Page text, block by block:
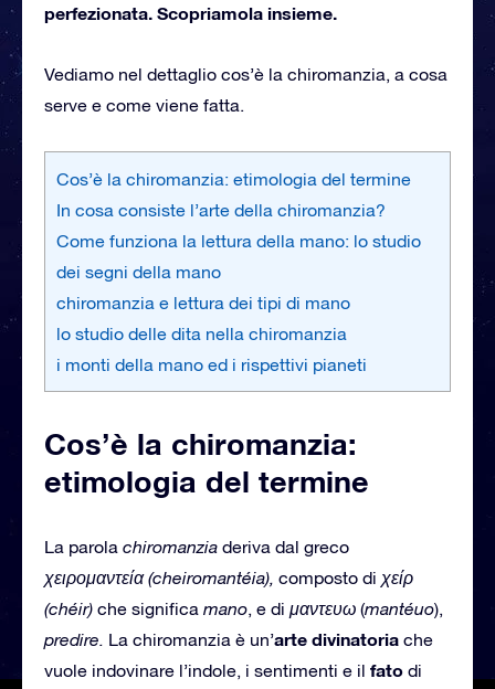
perfezionata. Scopriamola insieme.
Vediamo nel dettaglio cos’è la chiromanzia, a cosa
serve e come viene fatta.
Cos’è la chiromanzia: etimologia del termine
In cosa consiste l’arte della chiromanzia?
Come funziona la lettura della mano: lo studio
dei segni della mano
chiromanzia e lettura dei tipi di mano
lo studio delle dita nella chiromanzia
i monti della mano ed i rispettivi pianeti
Cos’è la chiromanzia:
etimologia del termine
La parola chiromanzia deriva dal greco
χειρομαντεία (cheiromantéia), composto di χείρ
(chéir) che significa mano, e di μαντευω (mantéuo),
predire. La chiromanzia è un’arte divinatoria che
vuole indovinare l’indole, i sentimenti e il fato di